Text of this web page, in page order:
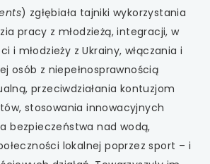
) zgłębiała tajniki wykorzystania
pracy z młodzieżą, integracji, w
i młodzieży z Ukrainy, włączania i
osób z niepełnosprawnością
przeciwdziałania kontuzjom
stosowania innowacyjnych
bezpieczeństwa nad wodą,
lokalnej poprzez sport – i